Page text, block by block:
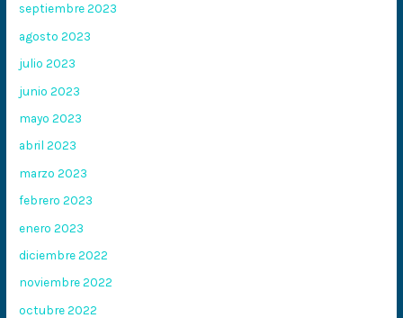
septiembre 2023
agosto 2023
julio 2023
junio 2023
mayo 2023
abril 2023
marzo 2023
febrero 2023
enero 2023
diciembre 2022
noviembre 2022
octubre 2022